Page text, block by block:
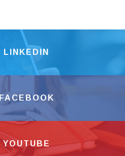
LINKEDIN
FACEBOOK
YOUTUBE